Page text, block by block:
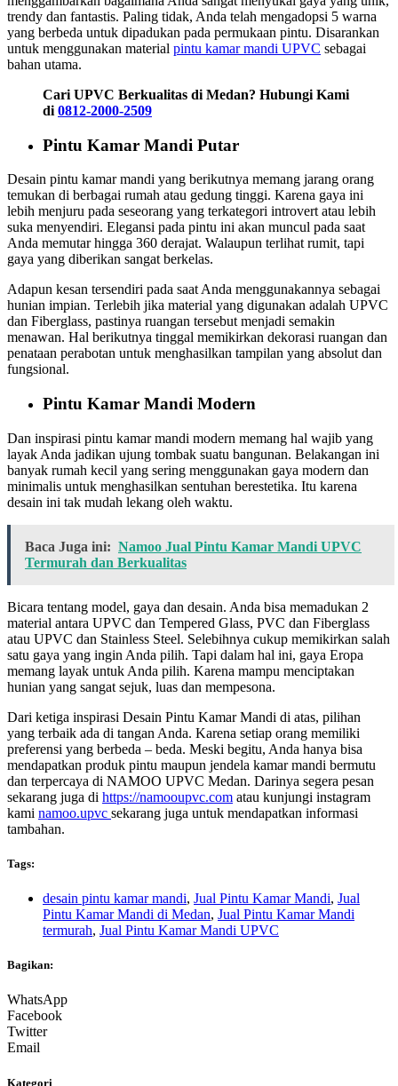
trendy dan fantastis. Paling tidak, Anda telah mengadopsi 5 warna
yang berbeda untuk dipadukan pada permukaan pintu. Disarankan
untuk menggunakan material pintu kamar mandi UPVC sebagai
bahan utama.
Cari UPVC Berkualitas di Medan? Hubungi Kami
di 0812-2000-2509
Pintu Kamar Mandi Putar
Desain pintu kamar mandi yang berikutnya memang jarang orang
temukan di berbagai rumah atau gedung tinggi. Karena gaya ini
lebih menjuru pada seseorang yang terkategori introvert atau lebih
suka menyendiri. Elegansi pada pintu ini akan muncul pada saat
Anda memutar hingga 360 derajat. Walaupun terlihat rumit, tapi
gaya yang diberikan sangat berkelas.
Adapun kesan tersendiri pada saat Anda menggunakannya sebagai
hunian impian. Terlebih jika material yang digunakan adalah UPVC
dan Fiberglass, pastinya ruangan tersebut menjadi semakin
menawan. Hal berikutnya tinggal memikirkan dekorasi ruangan dan
penataan perabotan untuk menghasilkan tampilan yang absolut dan
fungsional.
Pintu Kamar Mandi Modern
Dan inspirasi pintu kamar mandi modern memang hal wajib yang
layak Anda jadikan ujung tombak suatu bangunan. Belakangan ini
banyak rumah kecil yang sering menggunakan gaya modern dan
minimalis untuk menghasilkan sentuhan berestetika. Itu karena
desain ini tak mudah lekang oleh waktu.
Baca Juga ini: Namoo Jual Pintu Kamar Mandi UPVC
Termurah dan Berkualitas
Bicara tentang model, gaya dan desain. Anda bisa memadukan 2
material antara UPVC dan Tempered Glass, PVC dan Fiberglass
atau UPVC dan Stainless Steel. Selebihnya cukup memikirkan salah
satu gaya yang ingin Anda pilih. Tapi dalam hal ini, gaya Eropa
memang layak untuk Anda pilih. Karena mampu menciptakan
hunian yang sangat sejuk, luas dan mempesona.
Dari ketiga inspirasi Desain Pintu Kamar Mandi di atas, pilihan
yang terbaik ada di tangan Anda. Karena setiap orang memiliki
preferensi yang berbeda – beda. Meski begitu, Anda hanya bisa
mendapatkan produk pintu maupun jendela kamar mandi bermutu
dan terpercaya di NAMOO UPVC Medan. Darinya segera pesan
sekarang juga di https://namooupvc.com atau kunjungi instagram
kami namoo.upvc sekarang juga untuk mendapatkan informasi
tambahan.
Tags:
desain pintu kamar mandi, Jual Pintu Kamar Mandi, Jual
Pintu Kamar Mandi di Medan, Jual Pintu Kamar Mandi
termurah, Jual Pintu Kamar Mandi UPVC
Bagikan:
WhatsApp
Facebook
Twitter
Email
Kategori